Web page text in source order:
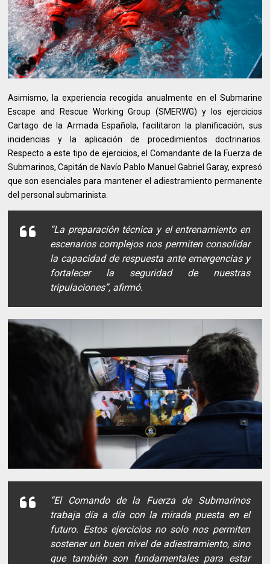
Asimismo, la experiencia recogida anualmente en el Submarine
Escape and Rescue Working Group (SMERWG) y los ejercicios
Cartago de la Armada Española, facilitaron la planificación, sus
incidencias y la aplicación de procedimientos doctrinarios.
Respecto a este tipo de ejercicios, el Comandante de la Fuerza de
Submarinos, Capitán de Navío Pablo Manuel Gabriel Garay, expresó
que son esenciales para mantener el adiestramiento permanente
del personal submarinista.
“La preparación técnica y el entrenamiento en
escenarios complejos nos permiten consolidar
la capacidad de respuesta ante emergencias y
fortalecer la seguridad de nuestras
tripulaciones”, afirmó.
“El Comando de la Fuerza de Submarinos
trabaja día a día con la mirada puesta en el
futuro. Estos ejercicios no solo nos permiten
sostener un buen nivel de adiestramiento, sino
que también son fundamentales para estar